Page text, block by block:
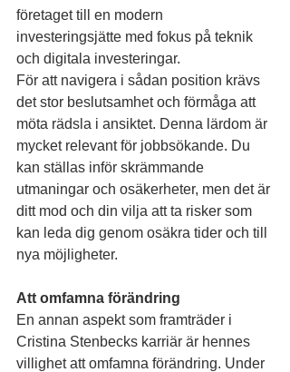
företaget till en modern
investeringsjätte med fokus på teknik
och digitala investeringar.
För att navigera i sådan position krävs
det stor beslutsamhet och förmåga att
möta rädsla i ansiktet. Denna lärdom är
mycket relevant för jobbsökande. Du
kan ställas inför skrämmande
utmaningar och osäkerheter, men det är
ditt mod och din vilja att ta risker som
kan leda dig genom osäkra tider och till
nya möjligheter.
Att omfamna förändring
En annan aspekt som framträder i
Cristina Stenbecks karriär är hennes
villighet att omfamna förändring. Under